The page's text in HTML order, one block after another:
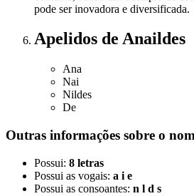
pode ser inovadora e diversificada.
Apelidos de Anaildes
Ana
Nai
Nildes
De
Outras informações sobre o
Possui: 8 letras
Possui as vogais: a i e
Possui as consoantes: n l d s